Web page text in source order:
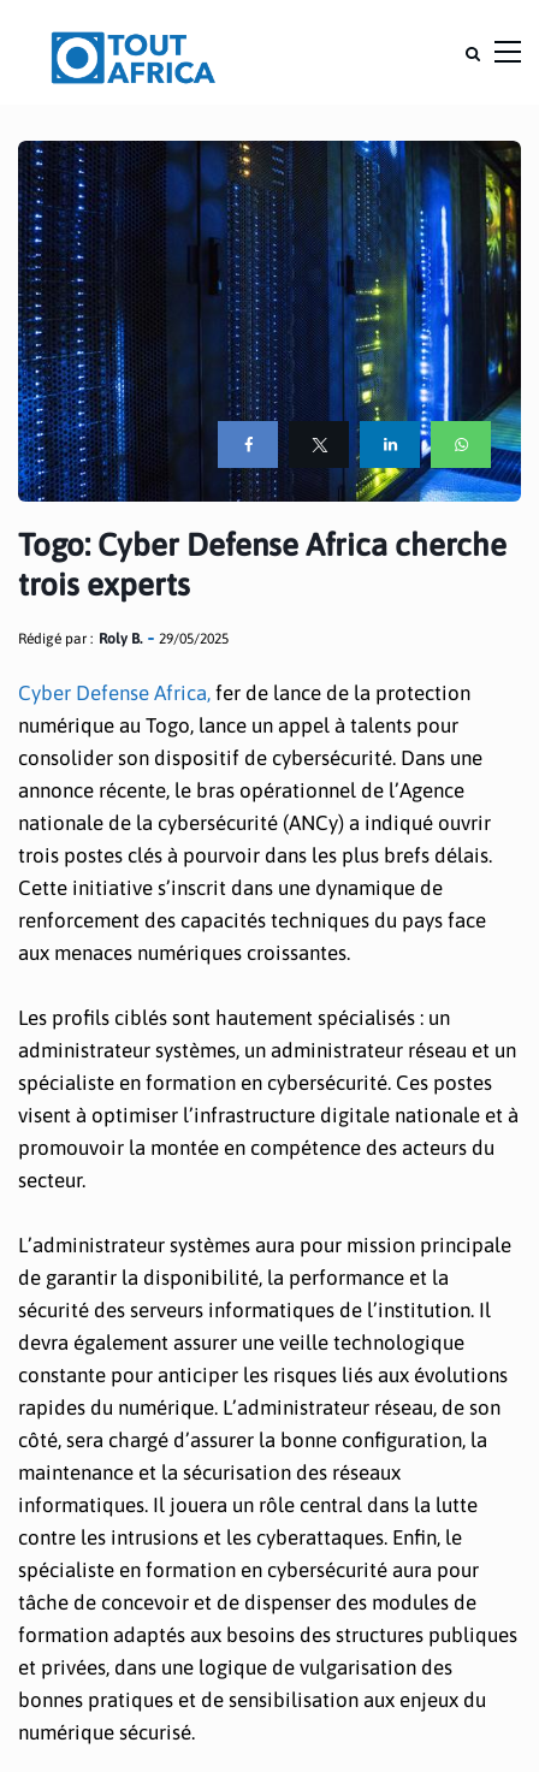
Togo: Cyber Defense Africa cherche
trois experts
Rédigé par : Roly B. 29/05/2025
Cyber Defense Africa, fer de lance de la protection
numérique au Togo, lance un appel à talents pour
consolider son dispositif de cybersécurité. Dans une
annonce récente, le bras opérationnel de l’Agence
nationale de la cybersécurité (ANCy) a indiqué ouvrir
trois postes clés à pourvoir dans les plus brefs délais.
Cette initiative s’inscrit dans une dynamique de
renforcement des capacités techniques du pays face
aux menaces numériques croissantes.
Les profils ciblés sont hautement spécialisés : un
administrateur systèmes, un administrateur réseau et un
spécialiste en formation en cybersécurité. Ces postes
visent à optimiser l’infrastructure digitale nationale et à
promouvoir la montée en compétence des acteurs du
secteur.
L’administrateur systèmes aura pour mission principale
de garantir la disponibilité, la performance et la
sécurité des serveurs informatiques de l’institution. Il
devra également assurer une veille technologique
constante pour anticiper les risques liés aux évolutions
rapides du numérique. L’administrateur réseau, de son
côté, sera chargé d’assurer la bonne configuration, la
maintenance et la sécurisation des réseaux
informatiques. Il jouera un rôle central dans la lutte
contre les intrusions et les cyberattaques. Enfin, le
spécialiste en formation en cybersécurité aura pour
tâche de concevoir et de dispenser des modules de
formation adaptés aux besoins des structures publiques
et privées, dans une logique de vulgarisation des
bonnes pratiques et de sensibilisation aux enjeux du
numérique sécurisé.